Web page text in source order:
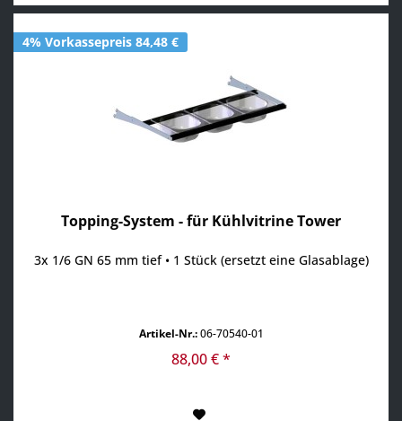
4% Vorkassepreis 84,48 €
Topping-System - für Kühlvitrine Tower
3x 1/6 GN 65 mm tief • 1 Stück (ersetzt eine Glasablage)
Artikel-Nr.:06-70540-01
88,00 € *